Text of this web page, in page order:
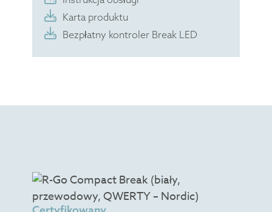
Karta produktu
Bezpłatny kontroler Break LED